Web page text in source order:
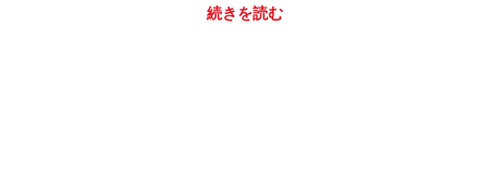
続きを読む